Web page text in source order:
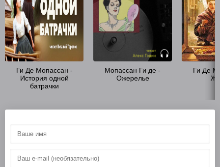
Ги Де Мопассан -
История одной
батрачки
Мопассан Ги де -
Ожерелье
Ги Де